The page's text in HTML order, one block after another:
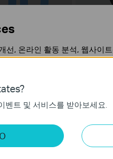
휴대
컴팩
올인원
공유
확장기
벤트 및 서비스를 받아보세요.
선, 온라인 활동 분석, 웹사이
키 사용을 거부할 수 있습니다
데 필요하며 사용자의 시스템
개선하고 조정하기 위해 웹사